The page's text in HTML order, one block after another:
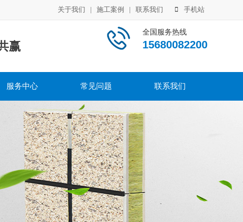
关于我们 施工案例 联系我们 手机站
赢
全国服务热线
15680082200
服务中心 常见问题 联系我们